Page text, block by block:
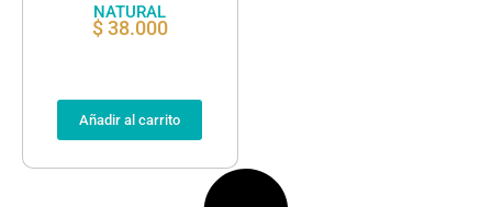
NATURAL
$38.000
Añadir al carrito